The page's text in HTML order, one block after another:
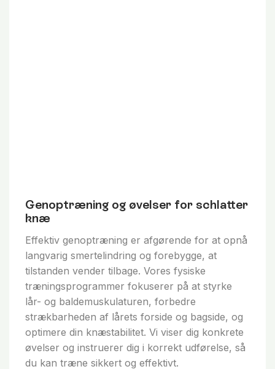
Genoptræning og øvelser for schlatter
knæ
Effektiv genoptræning er afgørende for at opnå
langvarig smertelindring og forebygge, at
tilstanden vender tilbage. Vores fysiske
træningsprogrammer fokuserer på at styrke
lår- og baldemuskulaturen, forbedre
strækbarheden af lårets forside og bagside, og
optimere din knæstabilitet. Vi viser dig konkrete
øvelser og instruerer dig i korrekt udførelse, så
du kan træne sikkert og effektivt.